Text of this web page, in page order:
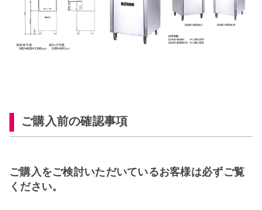
ご購入前の確認事項
ご購入をご検討いただいているお客様は必ずご覧
ください。